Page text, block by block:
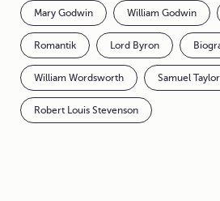
Mary Godwin William Godwin
Romantik Lord Byron
William Wordsworth Samuel
Robert Louis Stevenson